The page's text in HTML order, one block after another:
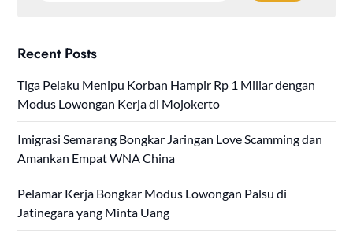
Recent Posts
Tiga Pelaku Menipu Korban Hampir Rp 1 Miliar dengan
Modus Lowongan Kerja di Mojokerto
Imigrasi Semarang Bongkar Jaringan Love Scamming dan
Amankan Empat WNA China
Pelamar Kerja Bongkar Modus Lowongan Palsu di
Jatinegara yang Minta Uang